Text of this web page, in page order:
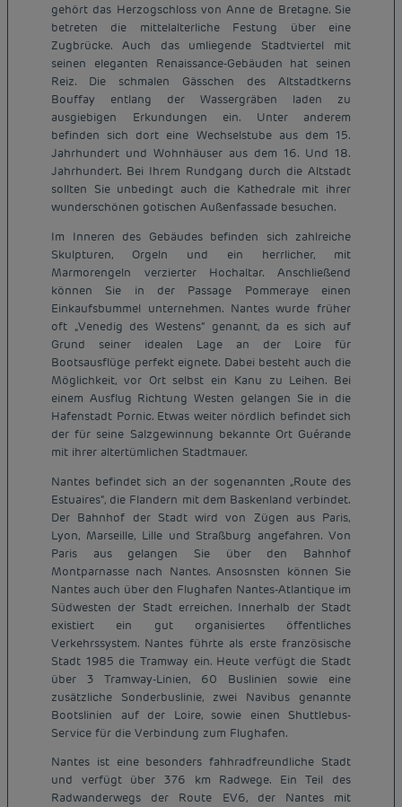
gehört das Herzogschloss von Anne de Bretagne. Sie
betreten die mittelalterliche Festung über eine
Zugbrücke. Auch das umliegende Stadtviertel mit
seinen eleganten Renaissance-Gebäuden hat seinen
Reiz. Die schmalen Gässchen des Altstadtkerns
Bouffay entlang der Wassergräben laden zu
ausgiebigen Erkundungen ein. Unter anderem
befinden sich dort eine Wechselstube aus dem 15.
Jahrhundert und Wohnhäuser aus dem 16. Und 18.
Jahrhundert. Bei Ihrem Rundgang durch die Altstadt
sollten Sie unbedingt auch die Kathedrale mit ihrer
wunderschönen gotischen Außenfassade besuchen.
Im Inneren des Gebäudes befinden sich zahlreiche
Skulpturen, Orgeln und ein herrlicher, mit
Marmorengeln verzierter Hochaltar. Anschließend
können Sie in der Passage Pommeraye einen
Einkaufsbummel unternehmen. Nantes wurde früher
oft „Venedig des Westens“ genannt, da es sich auf
Grund seiner idealen Lage an der Loire für
Bootsausflüge perfekt eignete. Dabei besteht auch die
Möglichkeit, vor Ort selbst ein Kanu zu Leihen. Bei
einem Ausflug Richtung Westen gelangen Sie in die
Hafenstadt Pornic. Etwas weiter nördlich befindet sich
der für seine Salzgewinnung bekannte Ort Guérande
mit ihrer altertümlichen Stadtmauer.
Nantes befindet sich an der sogenannten „Route des
Estuaires“, die Flandern mit dem Baskenland verbindet.
Der Bahnhof der Stadt wird von Zügen aus Paris,
Lyon, Marseille, Lille und Straßburg angefahren. Von
Paris aus gelangen Sie über den Bahnhof
Montparnasse nach Nantes. Ansosnsten können Sie
Nantes auch über den Flughafen Nantes-Atlantique im
Südwesten der Stadt erreichen. Innerhalb der Stadt
existiert ein gut organisiertes öffentliches
Verkehrssystem. Nantes führte als erste französische
Stadt 1985 die Tramway ein. Heute verfügt die Stadt
über 3 Tramway-Linien, 60 Buslinien sowie eine
zusätzliche Sonderbuslinie, zwei Navibus genannte
Bootslinien auf der Loire, sowie einen Shuttlebus-
Service für die Verbindung zum Flughafen.
Nantes ist eine besonders fahhradfreundliche Stadt
und verfügt über 376 km Radwege. Ein Teil des
Radwanderwegs der Route EV6, der Nantes mit